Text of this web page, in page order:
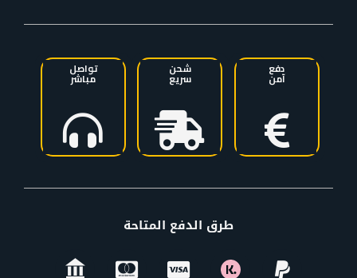
دفع
آمن
شحن
سريع
تواصل
مباشر
طرق الدفع المتاحة